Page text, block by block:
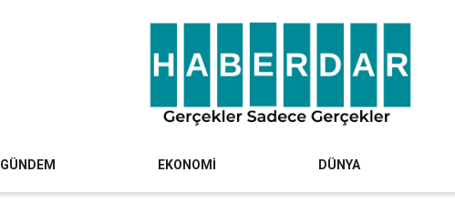
GÜNDEM EKONOMİ DÜNYA